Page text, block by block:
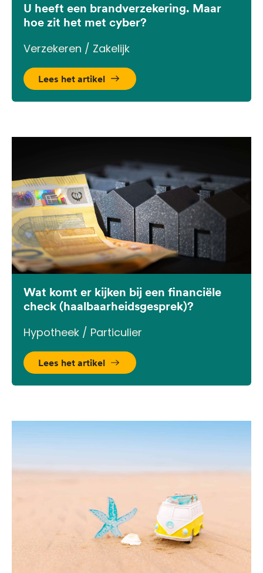
U heeft een brandverzekering. Maar
hoe zit het met cyber?
Verzekeren / Zakelijk
Lees het artikel
Wat komt er kijken bij een financiële
check (haalbaarheidsgesprek)?
Hypotheek / Particulier
Lees het artikel